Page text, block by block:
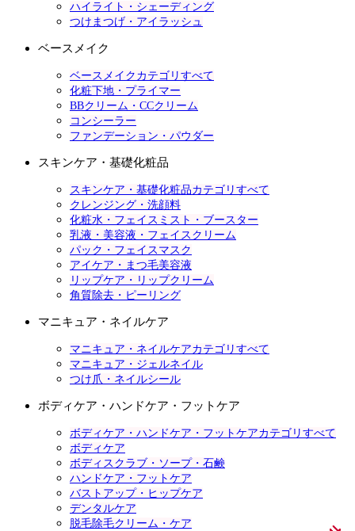
ハイライト・シェーディング
つけまつげ・アイラッシュ
ベースメイク
ベースメイクカテゴリすべて
化粧下地・プライマー
BBクリーム・CCクリーム
コンシーラー
ファンデーション・パウダー
スキンケア・基礎化粧品
スキンケア・基礎化粧品カテゴリすべて
クレンジング・洗顔料
化粧水・フェイスミスト・ブースター
乳液・美容液・フェイスクリーム
パック・フェイスマスク
アイケア・まつ毛美容液
リップケア・リップクリーム
角質除去・ピーリング
マニキュア・ネイルケア
マニキュア・ネイルケアカテゴリすべて
マニキュア・ジェルネイル
つけ爪・ネイルシール
ボディケア・ハンドケア・フットケア
ボディケア・ハンドケア・フットケアカテゴリすべて
ボディケア
ボディスクラブ・ソープ・石鹸
ハンドケア・フットケア
バストアップ・ヒップケア
デンタルケア
脱毛除毛クリーム・ケア